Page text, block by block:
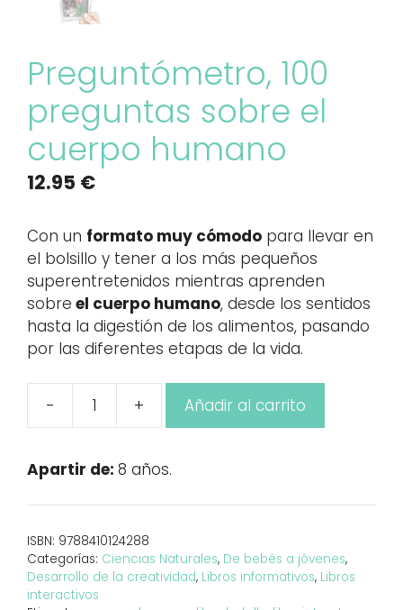
Preguntómetro, 100
preguntas sobre el
cuerpo humano
12.95 €
Con un formato muy cómodo para llevar en
el bolsillo y tener a los más pequeños
superentretenidos mientras aprenden
sobre el cuerpo humano, desde los sentidos
hasta la digestión de los alimentos, pasando
por las diferentes etapas de la vida.
-
Preguntómetro,
el
humano
cantidad
+ Añadir al carrito
Apartir de: 8 años.
ISBN: 9788410124288
Categorías: Ciencias Naturales, De bebés a jóvenes,
Desarrollo de la creatividad, Libros informativos, Libros
interactivos